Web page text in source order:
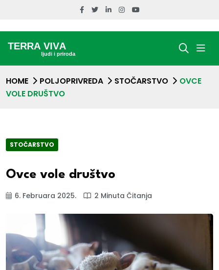
HOME POLJOPRIVREDA STOČARSTVO
OVCE
VOLE DRUŠTVO
STOČARSTVO
Ovce vole društvo
6. Februara 2025. 2 Minuta Čitanja